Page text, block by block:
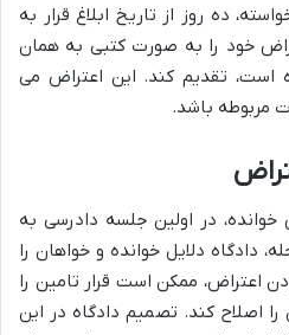
ده روز از تاریخ ابلاغ قرار به
خود را به صورت کتبی به همان
است، تقدیم کند. این اعتراض می
مربوطه باشد.
در اولین جلسه دادرسی به
دادگاه دلایل خوانده و خواهان را
اعتراض، ممکن است قرار تامین را
اصلاح کند. تصمیم دادگاه در این